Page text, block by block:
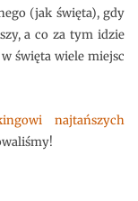
(jak święta), gdy
a co za tym idzie
święta wiele miejsc
najtańszych